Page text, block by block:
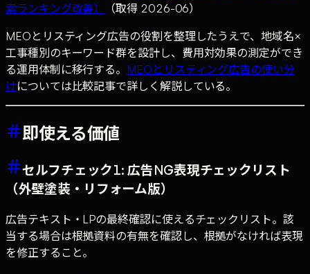
索ランキング改善）
（取得 2026-06）
MEOとリスティング広告の役割を整理したうえで、地域名×
工事種別のキーワード群を設計し、費用対効果の測定ができ
る運用体制に移行する。 MEOとリスティング広告の使い分
けについては比較記事で詳しく解説している。
即使える価値
セルフチェック1: 広告NG表現チェックリスト
（外壁塗装・リフォーム版）
広告テキスト・LPの最終確認に使えるチェックリスト。該
当する場合は根拠資料の有無を確認し、根拠がなければ表現
を修正すること。